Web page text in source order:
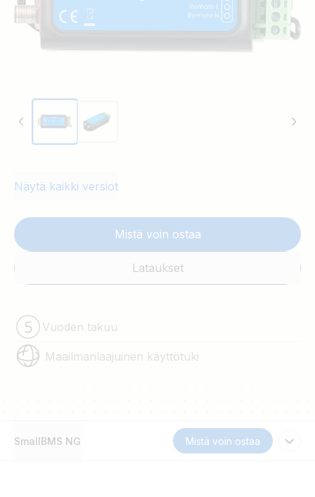
summeria.
Päällä/pois-kauko-ohjaus: Sallii kuorman ja latauksen
irtikytkennän lähtöjen ulkoisen ohjauksen:
merkkivalo ilmaisee varoituksia ja virheitä.
Näytä kaikki versiot
Mistä voin ostaa
Lataukset
Vuoden takuu
Maailmanlaajuinen käyttötuki
SmallBMS NG Mistä voin ostaa